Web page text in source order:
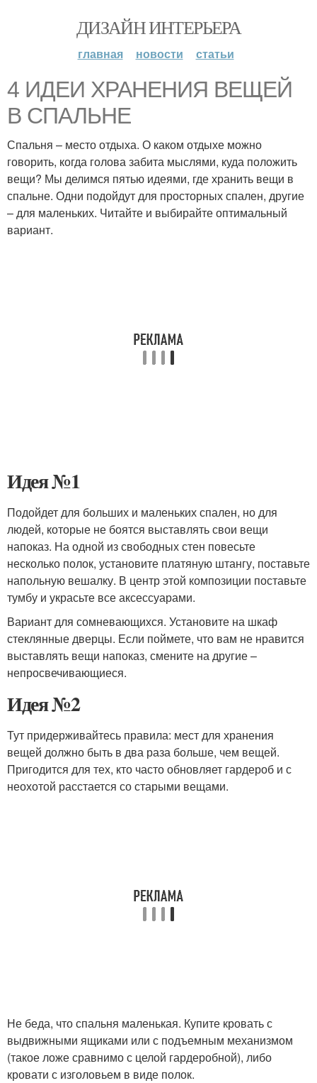
ДИЗАЙН ИНТЕРЬЕРА
главная новости статьи
4 ИДЕИ ХРАНЕНИЯ ВЕЩЕЙ
В СПАЛЬНЕ
Спальня – место отдыха. О каком отдыхе можно
говорить, когда голова забита мыслями, куда положить
вещи? Мы делимся пятью идеями, где хранить вещи в
спальне. Одни подойдут для просторных спален, другие
– для маленьких. Читайте и выбирайте оптимальный
вариант.
Идея №1
Подойдет для больших и маленьких спален, но для
людей, которые не боятся выставлять свои вещи
напоказ. На одной из свободных стен повесьте
несколько полок, установите платяную штангу, поставьте
напольную вешалку. В центр этой композиции поставьте
тумбу и украсьте все аксессуарами.
Вариант для сомневающихся. Установите на шкаф
стеклянные дверцы. Если поймете, что вам не нравится
выставлять вещи напоказ, смените на другие –
непросвечивающиеся.
Идея №2
Тут придерживайтесь правила: мест для хранения
вещей должно быть в два раза больше, чем вещей.
Пригодится для тех, кто часто обновляет гардероб и с
неохотой расстается со старыми вещами.
Не беда, что спальня маленькая. Купите кровать с
выдвижными ящиками или с подъемным механизмом
(такое ложе сравнимо с целой гардеробной), либо
кровати с изголовьем в виде полок.